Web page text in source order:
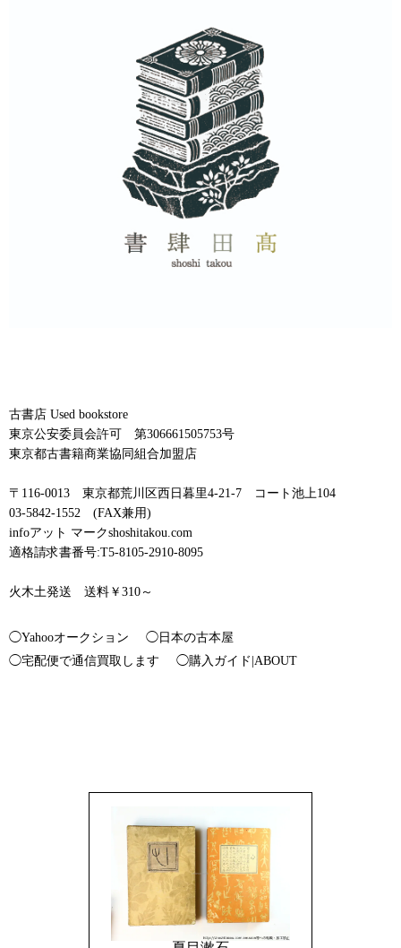
古書店 Used bookstore
東京公安委員会許可 第306661505753号
東京都古書籍商業協同組合加盟店
〒116-0013 東京都荒川区西日暮里4-21-7 コート池上104
03-5842-1552 (FAX兼用)
infoアット マークshoshitakou.com
適格請求書番号:T5-8105-2910-8095
火木土発送 送料￥310～
◯Yahooオークション
◯日本の古本屋
◯宅配便で通信買取します
◯購入ガイド|ABOUT